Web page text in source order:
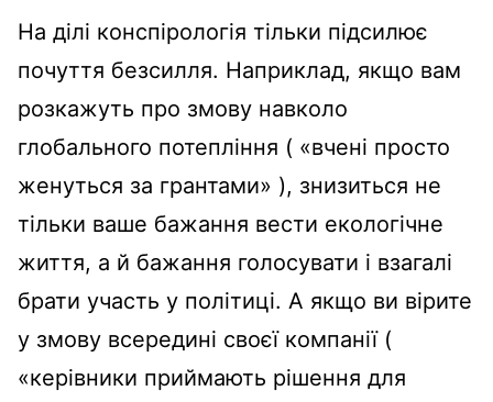
На ділі конспірологія тільки підсилює
почуття безсилля. Наприклад, якщо вам
розкажуть про змову навколо
глобального потепління ( «вчені просто
женуться за грантами» ), знизиться не
тільки ваше бажання вести екологічне
життя, а й бажання голосувати і взагалі
брати участь у політиці. А якщо ви вірите
у змову всередині своєї компанії (
«керівники приймають рішення для